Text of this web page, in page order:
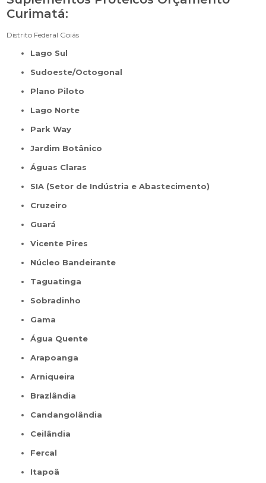
Curimatá:
Distrito Federal Goiás
Lago Sul
Sudoeste/Octogonal
Plano Piloto
Lago Norte
Park Way
Jardim Botânico
Águas Claras
SIA (Setor de Indústria e Abastecimento)
Cruzeiro
Guará
Vicente Pires
Núcleo Bandeirante
Taguatinga
Sobradinho
Gama
Água Quente
Arapoanga
Arniqueira
Brazlândia
Candangolândia
Ceilândia
Fercal
Itapoã